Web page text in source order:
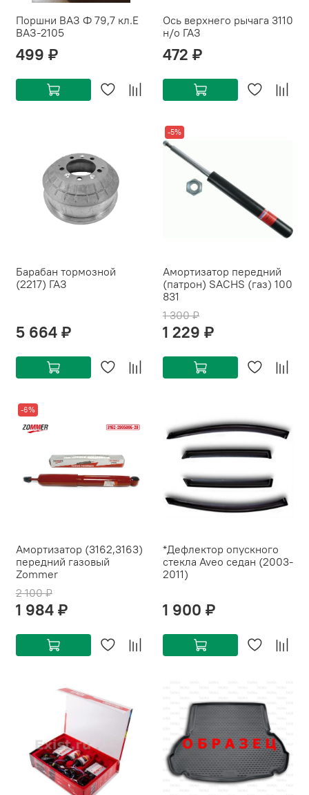
Поршни ВАЗ Ф 79,7 кл.E
ВАЗ-2105
499 ₽
Ось верхнего рычага 3110
н/о ГАЗ
472 ₽
Барабан тормозной
(2217) ГАЗ
5 664 ₽
-5%
Амортизатор передний
(патрон) SACHS (газ) 100
831
1 300 ₽
1 229 ₽
-6%
Амортизатор (3162,3163)
передний газовый
Zommer
2 100 ₽
1 984 ₽
*Дефлектор опускного
стекла Aveo седан (2003-
2011)
1 900 ₽